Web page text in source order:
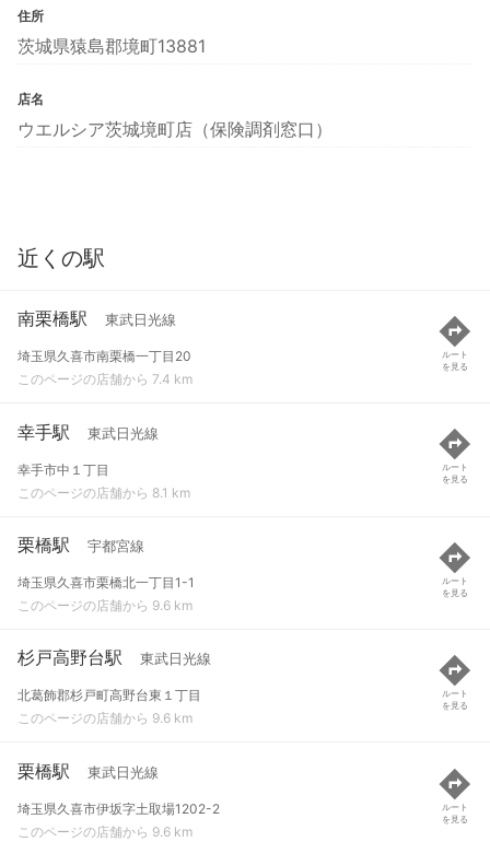
住所
茨城県猿島郡境町13881
店名
ウエルシア茨城境町店（保険調剤窓口）
近くの駅
南栗橋駅 東武日光線
埼玉県久喜市南栗橋一丁目20
このページの店舗から 7.4 km
ルート
を見る
幸手駅 東武日光線
幸手市中１丁目
このページの店舗から 8.1 km
ルート
を見る
栗橋駅 宇都宮線
埼玉県久喜市栗橋北一丁目1-1
このページの店舗から 9.6 km
ルート
を見る
杉戸高野台駅 東武日光線
北葛飾郡杉戸町高野台東１丁目
このページの店舗から 9.6 km
ルート
を見る
栗橋駅 東武日光線
埼玉県久喜市伊坂字土取場1202-2
このページの店舗から 9.6 km
ルート
を見る